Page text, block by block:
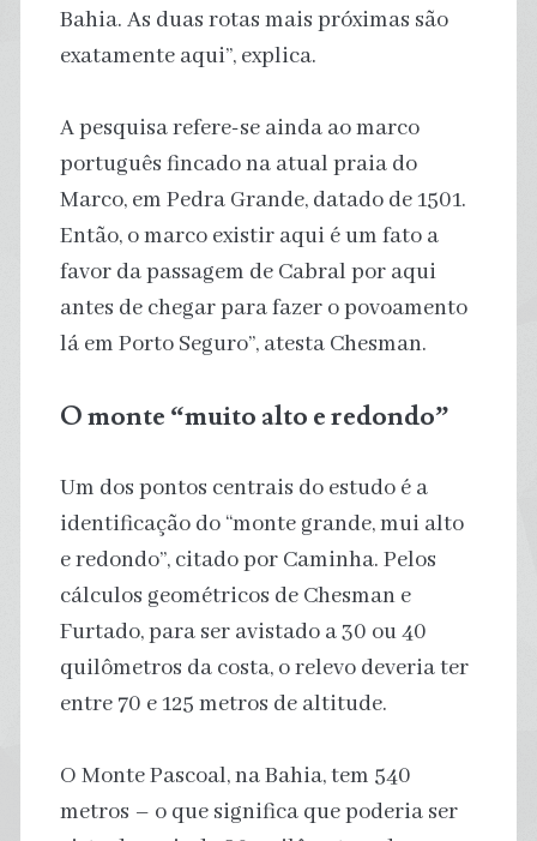
Bahia. As duas rotas mais próximas são
exatamente aqui”, explica.
A pesquisa refere-se ainda ao marco
português fincado na atual praia do
Marco, em Pedra Grande, datado de 1501.
Então, o marco existir aqui é um fato a
favor da passagem de Cabral por aqui
antes de chegar para fazer o povoamento
lá em Porto Seguro”, atesta Chesman.
O monte “muito alto e redondo”
Um dos pontos centrais do estudo é a
identificação do “monte grande, mui alto
e redondo”, citado por Caminha. Pelos
cálculos geométricos de Chesman e
Furtado, para ser avistado a 30 ou 40
quilômetros da costa, o relevo deveria ter
entre 70 e 125 metros de altitude.
O Monte Pascoal, na Bahia, tem 540
metros – o que significa que poderia ser